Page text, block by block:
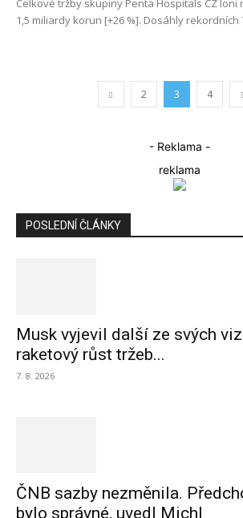
Celkové tržby skupiny Penta Hospitals CZ loni
1,5 miliardy korun [+26 %]. Dosáhly rekordních
2 3 4
- Reklama -
reklama
POSLEDNÍ ČLÁNKY
Musk vyjevil další ze svých
raketový růst tržeb...
7. 8. 2026
ČNB sazby nezměnila.
bylo správné, uvedl Michl